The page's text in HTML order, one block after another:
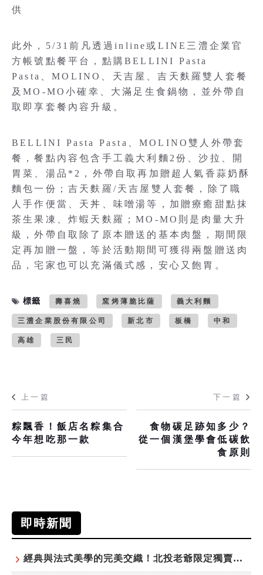
供
此外，5/31前凡透過inline或LINE三澧企業官
方帳號點餐平台，點購BELLINI Pasta
Pasta、MOLINO、天吉屋、吉天麩羅雙人套餐
及MO-MO小確幸、大滿足生食鍋物，並外帶自
取即享套餐內容升級。
BELLINI Pasta Pasta、MOLINO雙人外帶套
餐，餐點內容包含手工義大利麵2份、沙拉、開
胃菜、湯品*2，外帶自取再加贈超人氣香蒜奶酥
麵包一份；吉天麩羅/天吉屋雙人套餐，除了職
人手作便當、天丼、味噌湯等，加贈療癒甜點抹
茶生果凍、炸蝦天麩羅；MO-MO則是肉量大升
級，外帶自取除了原本贈送的基本肉盤，期間限
定再加贈一盤，等於活動期間可獲得兩盤贈送肉
品，宅家也可以充滿儀式感，安心又飽胃。
標籤 壽喜燒 窯烤薄脆比薩 義大利麵
三澧企業股份有限公司 新北市 板橋 中和
高雄 三民
上一篇
粽飄香！飯店名粽集合
今年想吃那一款
下一篇
食物碳足跡知多少？
從一個漢堡學會低碳飲
食原則
即時新聞
經典與法式美學的完美交織！北投老爺限定獨賣「泉月菠蘿映心」中秋禮盒